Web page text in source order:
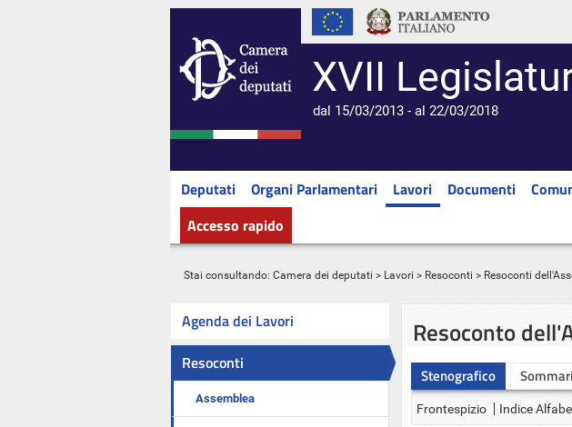
XVII
dal 15/03/2013 - al 22/03/2018
Deputati Organi Parlamentari Lavori Documenti
Accesso rapido
Stai consultando: Camera dei deputati > Lavori > Resoconti > Resoconti
Agenda dei Lavori
Resoconti
Assemblea
Resoconto
Stenografico
Frontespizio Indice